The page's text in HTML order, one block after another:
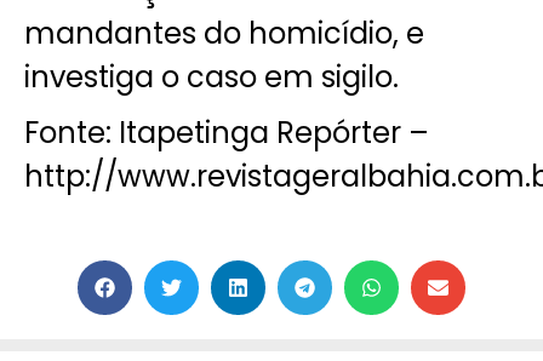
mandantes do homicídio, e
investiga o caso em sigilo.
Fonte: Itapetinga Repórter –
http://